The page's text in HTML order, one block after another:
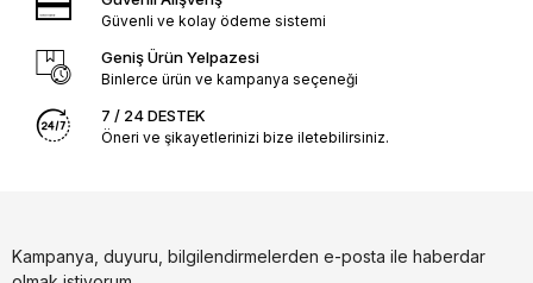
Güvenli ve kolay ödeme sistemi
Geniş Ürün Yelpazesi
Binlerce ürün ve kampanya seçeneği
7 / 24 DESTEK
Öneri ve şikayetlerinizi bize iletebilirsiniz.
Kampanya, duyuru, bilgilendirmelerden e-posta ile haberdar